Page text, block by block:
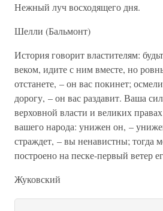
Нежный луч восходящего дня.
Шелли (Бальмонт)
История говорит властителям:
веком, идите с ним вместе, но
отстанете, – он вас покинет;
дорогу, – он вас раздавит. Ваша
верховной власти и великих
вашего народа: унижен он, –
страждет, – вы ненавистны; тогда
построено на песке-первый ветер
Жуковский